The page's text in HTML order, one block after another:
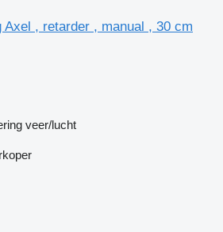
Axel , retarder , manual , 30 cm
veer/lucht